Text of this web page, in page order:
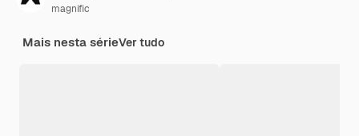
magnific
Mais nesta sérieVer tudo